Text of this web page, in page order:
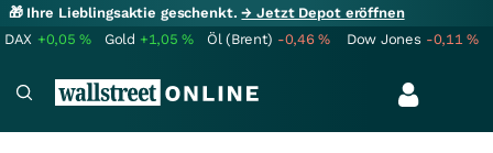
🎁 Ihre Lieblingsaktie geschenkt.→ Jetzt Depot eröffnen
DAX +0,05% Gold +1,05% Öl (Brent) -0,46% Dow Jones -0,11%